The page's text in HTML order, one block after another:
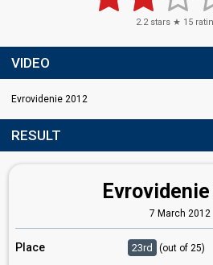
2.2stars ★ 15
VIDEO
Evrovidenie 2012
RESULT
7 March 2012
Place 23rd (out of 25)